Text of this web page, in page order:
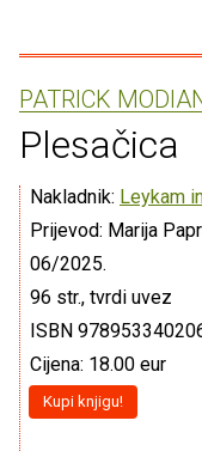
PATRICK
Plesačica
Nakladnik: Leykam
Prijevod: Marija
06/2025.
96 str., tvrdi uvez
ISBN
Cijena: 18.00 eur
Kupi knjigu!